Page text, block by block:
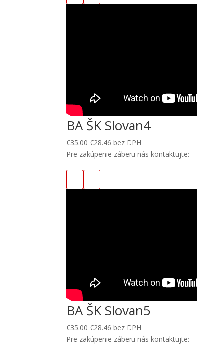
BA ŠK Slovan4
€35.00 €28.46 bez DPH
Pre zakúpenie záberu nás kontaktujte:
BA ŠK Slovan5
€35.00 €28.46 bez DPH
Pre zakúpenie záberu nás kontaktujte: